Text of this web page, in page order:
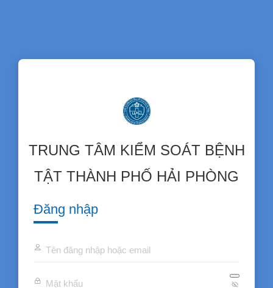
TRUNG TÂM KIỂM SOÁT BỆNH
TẬT THÀNH PHỐ HẢI PHÒNG
Đăng nhập